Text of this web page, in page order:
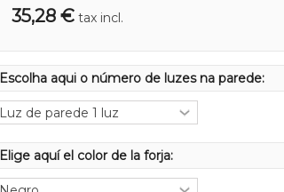
35,28 € tax incl.
Escolha aqui o número de luzes na parede:
Elige aquí el color de la forja: